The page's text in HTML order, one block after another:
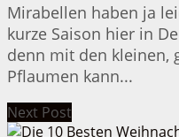
Mirabellen haben ja
kurze Saison hier in
denn mit den kleinen,
Pflaumen kann...
Next Post